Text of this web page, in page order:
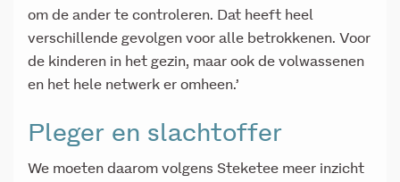
om de ander te controleren. Dat heeft heel
verschillende gevolgen voor alle betrokkenen. Voor
de kinderen in het gezin, maar ook de volwassenen
en het hele netwerk er omheen.’
Pleger en slachtoffer
We moeten daarom volgens Steketee meer inzicht